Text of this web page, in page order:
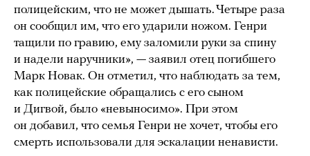
полицейским, что не может дышать. Четыре раза
он сообщил им, что его ударили ножом. Генри
тащили по гравию, ему заломили руки за спину
и надели наручники», — заявил отец погибшего
Марк Новак. Он отметил, что наблюдать за тем,
как полицейские обращались с его сыном
и Дигвой, было «невыносимо». При этом
он добавил, что семья Генри не хочет, чтобы его
смерть использовали для эскалации ненависти.